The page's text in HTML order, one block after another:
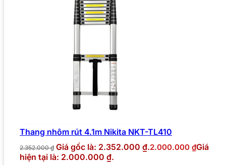
Thang nhôm rút 4.1m Nikita NKT-TL410
2.352.000₫ Giá gốc là: 2.352.000 ₫.2.000.000 ₫Giá
hiện tại là: 2.000.000 ₫.